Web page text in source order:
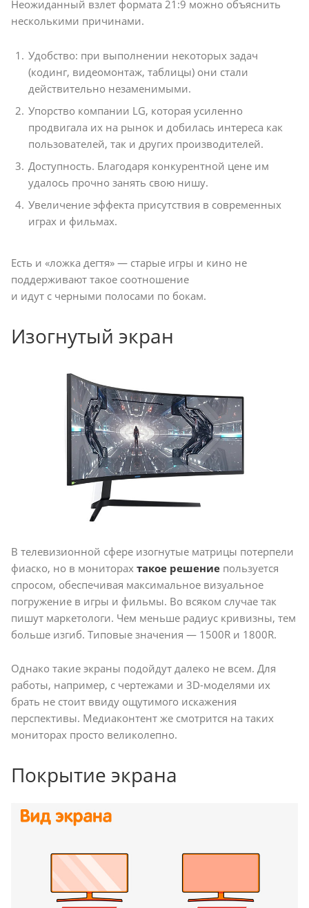
Неожиданный взлет формата 21:9 можно объяснить
несколькими причинами.
Удобство: при выполнении некоторых задач
(кодинг, видеомонтаж, таблицы) они стали
действительно незаменимыми.
Упорство компании LG, которая усиленно
продвигала их на рынок и добилась интереса как
пользователей, так и других производителей.
Доступность. Благодаря конкурентной цене им
удалось прочно занять свою нишу.
Увеличение эффекта присутствия в современных
играх и фильмах.
Есть и «ложка дегтя» — старые игры и кино не
поддерживают такое соотношение
и идут с черными полосами по бокам.
Изогнутый экран
В телевизионной сфере изогнутые матрицы потерпели
фиаско, но в мониторах такое решение пользуется
спросом, обеспечивая максимальное визуальное
погружение в игры и фильмы. Во всяком случае так
пишут маркетологи. Чем меньше радиус кривизны, тем
больше изгиб. Типовые значения — 1500R и 1800R.
Однако такие экраны подойдут далеко не всем. Для
работы, например, с чертежами и 3D-моделями их
брать не стоит ввиду ощутимого искажения
перспективы. Медиаконтент же смотрится на таких
мониторах просто великолепно.
Покрытие экрана